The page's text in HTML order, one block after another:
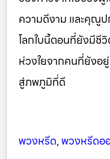
ความดีงาม และคุณูป
โลกใบนี้ตอนที่ยังมีชี
ห่วงใยจากคนที่ยังอ
สู่ภพภูมิที่ดี
พวงหรีด,พวงหรีดอ